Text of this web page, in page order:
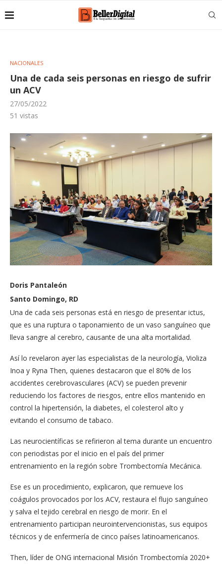
NACIONALES
Una de cada seis personas en riesgo de sufrir
un ACV
27/05/2022
51 vistas
Doris Pantaleón
Santo Domingo, RD
Una de cada seis personas está en riesgo de presentar ictus,
que es una ruptura o taponamiento de un vaso sanguíneo que
lleva sangre al cerebro, causante de una alta mortalidad.
Así lo revelaron ayer las es­pecialistas de la neurología, Violiza
Inoa y Ryna Then, quienes destacaron que el 80% de los
accidentes ce­rebrovasculares (ACV) se pueden prevenir
reducien­do los factores de riesgos, entre ellos mantenido en
control la hipertensión, la diabetes, el colesterol alto y
evitando el consumo de ta­baco.
Las neurocientíficas se refi­rieron al tema durante un encuentro
con periodistas por el inicio en el país del primer
entrenamiento en la región sobre Trombectomía Mecánica.
Ese es un procedimien­to, explicaron, que remue­ve los
coágulos provocados por los ACV, restaura el flujo sanguíneo
y salva el tejido cerebral en riesgo de morir. En el
entrenamiento parti­cipan neurointervencionis­tas, sus equipos
técnicos y de enfermería de cinco paí­ses latinoamericanos.
Then, líder de ONG inter­nacional Misión Trombec­tomía 2020+